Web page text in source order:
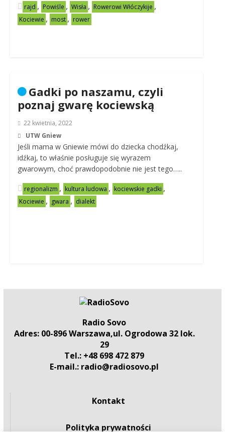
rajd , Powiśle , Wisła , Rowerowi Włóczykije ,
Kociewie , most , rower
Gadki po naszamu, czyli
poznaj gwarę kociewską
22 kwietnia, 2022
UTW Gniew
Jeśli mama w Gniewie mówi do dziecka chodźkaj,
idźkaj, to właśnie posługuje się wyrazem
gwarowym, choć prawdopodobnie nie jest tego…..
regionalizm , kultura ludowa , kociewskie gadki ,
Kociewie , gwara , dialekt
Radio Sovo
Adres: 00-896 Warszawa,ul. Ogrodowa 32 lok.
29
Tel.: +48 698 472 879
E-mail.: radio@radiosovo.pl
Kontakt
Polityka prywatności